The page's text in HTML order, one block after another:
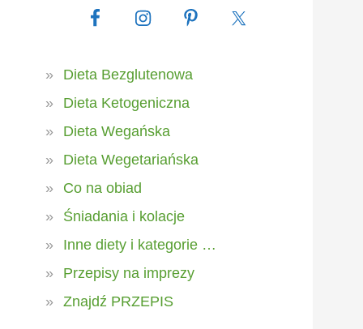
Dieta Bezglutenowa
Dieta Ketogeniczna
Dieta Wegańska
Dieta Wegetariańska
Co na obiad
Śniadania i kolacje
Inne diety i kategorie …
Przepisy na imprezy
Znajdź PRZEPIS